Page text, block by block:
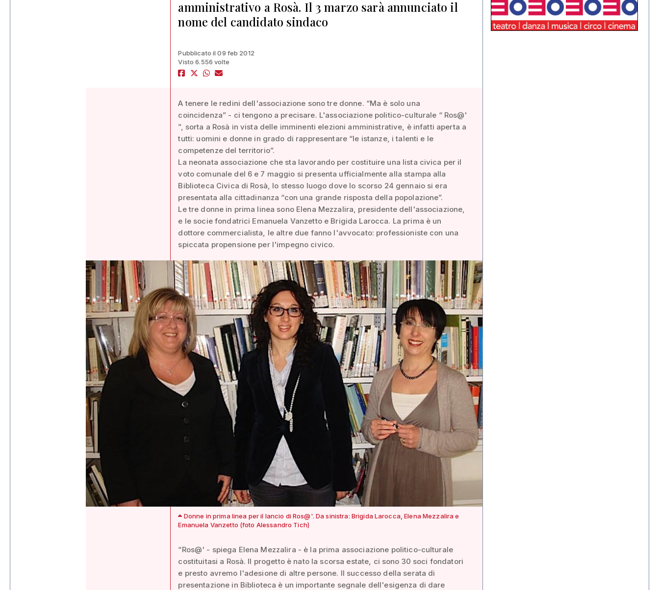
amministrativo a Rosà. Il 3 marzo sarà annunciato il
nome del candidato sindaco
Pubblicato il 09 feb 2012
Visto 6.556 volte
A tenere le redini dell'associazione sono tre donne. “Ma è solo una
coincidenza” - ci tengono a precisare. L'associazione politico-culturale “ Ros@'
”, sorta a Rosà in vista delle imminenti elezioni amministrative, è infatti aperta a
tutti: uomini e donne in grado di rappresentare “le istanze, i talenti e le
competenze del territorio”.
La neonata associazione che sta lavorando per costituire una lista civica per il
voto comunale del 6 e 7 maggio si presenta ufficialmente alla stampa alla
Biblioteca Civica di Rosà, lo stesso luogo dove lo scorso 24 gennaio si era
presentata alla cittadinanza “con una grande risposta della popolazione”.
Le tre donne in prima linea sono Elena Mezzalira, presidente dell'associazione,
e le socie fondatrici Emanuela Vanzetto e Brigida Larocca. La prima è un
dottore commercialista, le altre due fanno l'avvocato: professioniste con una
spiccata propensione per l'impegno civico.
Donne in prima linea per il lancio di Ros@'. Da sinistra: Brigida Larocca, Elena Mezzalira e
Emanuela Vanzetto (foto Alessandro Tich)
“Ros@' - spiega Elena Mezzalira - è la prima associazione politico-culturale
costituitasi a Rosà. Il progetto è nato la scorsa estate, ci sono 30 soci fondatori
e presto avremo l'adesione di altre persone. Il successo della serata di
presentazione in Biblioteca è un importante segnale dell'esigenza di dare